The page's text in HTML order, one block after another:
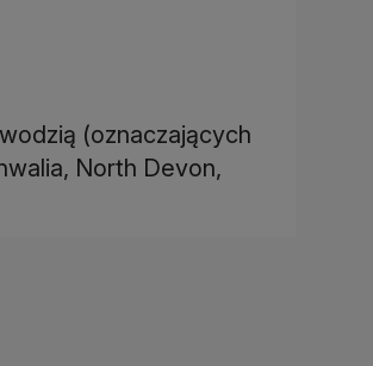
(oznaczających
North Devon,